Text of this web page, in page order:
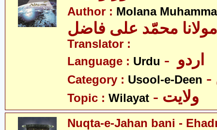
Author : Molana
مولانا محمّد علی فاضل
Translator :
Language : Urdu
Category : Usool-e-Deen
Topic : Wilayat - ولایت
Nuqta-e-Jahan bani -